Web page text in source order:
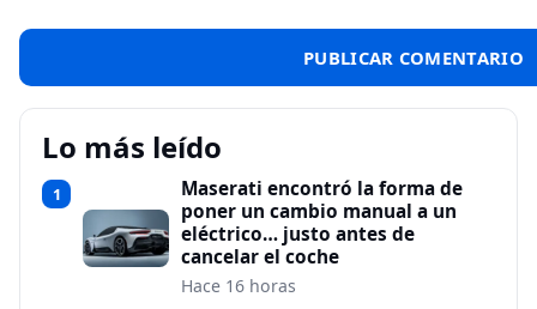
Lo más leído
1
Maserati encontró la forma de
poner un cambio manual a un
eléctrico… justo antes de
cancelar el coche
Hace 16 horas